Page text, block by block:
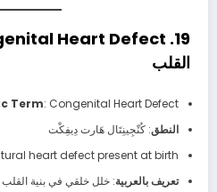
القلب
Term: Congenital Heart Defect
النطق: كُنْجِينِتَال هَارت دِيفِكْت
heart defect present at birth.
تعريف بالعربية: خلل خلقي في بنية القلب